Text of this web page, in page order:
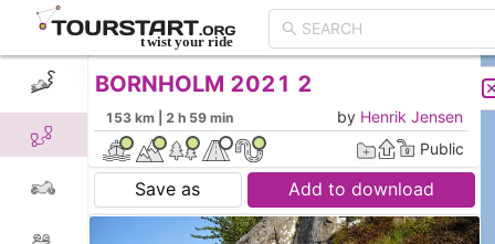
CREATE TOUR
BORNHOLM 2021 2
153 km | 2 h 59 min by Henrik Jensen
Public
Save as Add to download